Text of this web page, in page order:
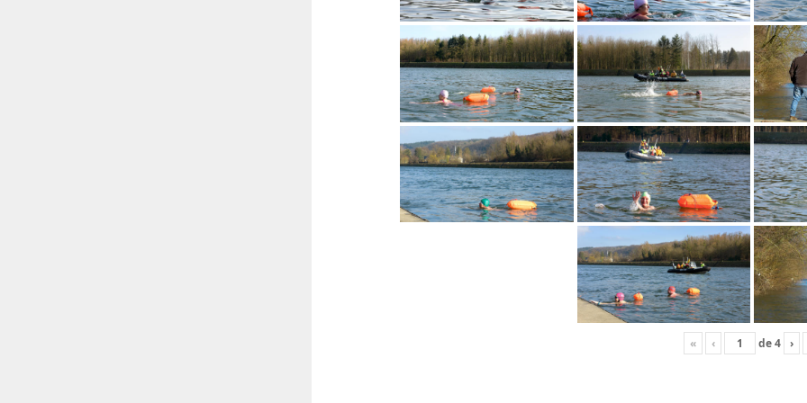
« ‹ de4 ›